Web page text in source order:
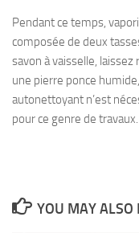
Pendant ce temps,
composée de deux
savon à vaisselle,
une pierre ponce
autonettoyant n’est
pour ce genre de travaux.
YOU MAY ALSO